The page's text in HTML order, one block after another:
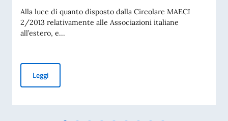
Alla luce di quanto disposto dalla Circolare MAECI
2/2013 relativamente alle Associazioni italiane
all’estero, e...
LeggiELEZIONI COMITES 2026 – MAPPATURA DELLE